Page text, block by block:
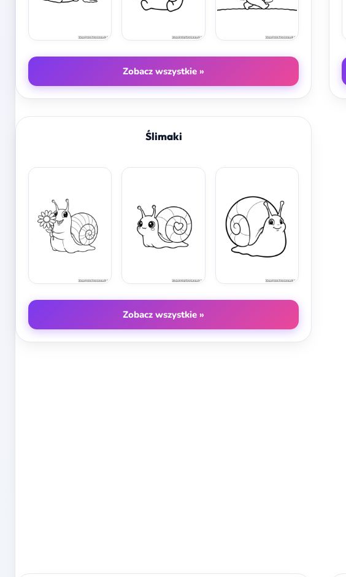
Zobacz wszystkie »
Ślimaki
Zobacz wszystkie »